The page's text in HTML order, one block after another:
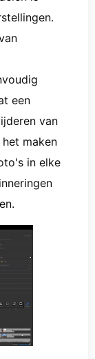
een
van
maken
in elke